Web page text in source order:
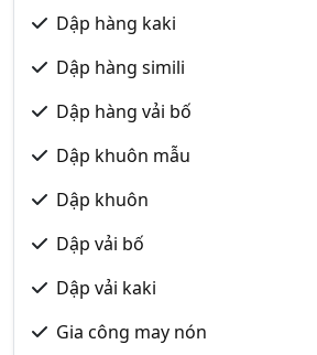
Dập hàng kaki
Dập hàng simili
Dập hàng vải bố
Dập khuôn mẫu
Dập khuôn
Dập vải bố
Dập vải kaki
Gia công may nón